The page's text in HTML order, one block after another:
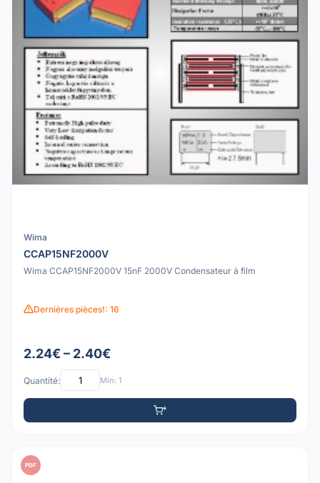
Wima
CCAP15NF2000V
Wima CCAP15NF2000V 15nF 2000V Condensateur à film
Dernières pièces!: 16
2.24€ – 2.40€
Quantité: Min: 1
PDF